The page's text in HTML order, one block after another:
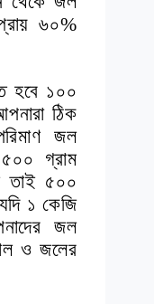
৬০%
হবে ১০০
ঠিক
জল
গ্রাম
তাই ৫০০
১ কেজি
জল
ও জলের